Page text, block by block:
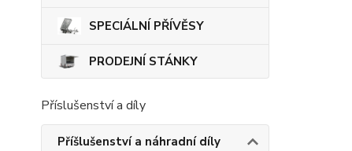
SPECIÁLNÍ PŘÍVĚSY
PRODEJNÍ STÁNKY
Příslušenství a díly
Příšlušenství a náhradní díly